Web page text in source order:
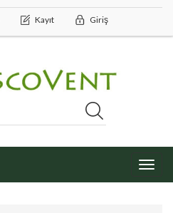
Kayıt Giriş